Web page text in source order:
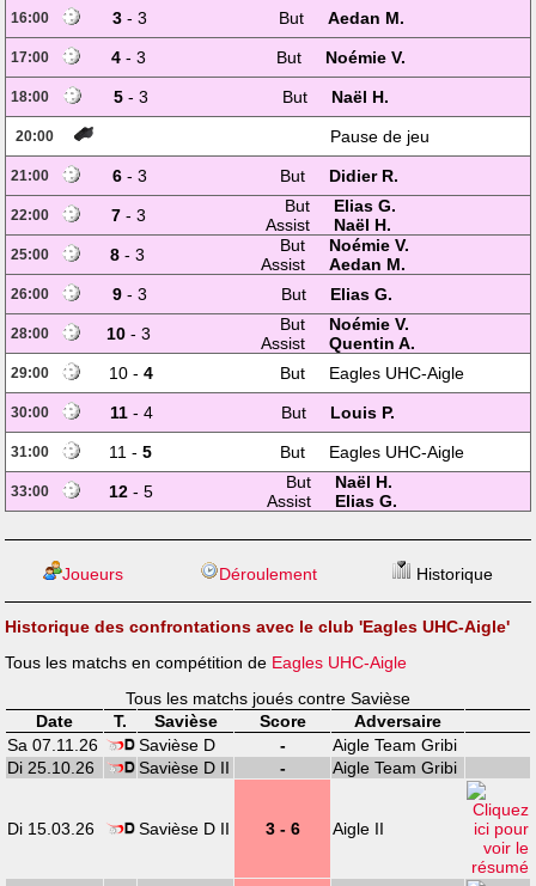
16:00 3- 3 But Aedan M.
17:00 4 - 3 But Noémie V.
18:00 5 - 3 But Naël H.
20:00 Pause de jeu
21:00 6 - 3 But Didier R.
22:00 7 - 3 But
Elias G.
Assist
Naël H.
25:00 8- 3 But
Noémie V.
Assist
Aedan M.
26:00 9 - 3 But Elias G.
28:00 10- 3 But
Noémie V.
Assist
Quentin A.
29:00 10 - 4 But Eagles UHC-Aigle
30:00 11- 4 But Louis P.
31:00 11 - 5 But Eagles UHC-Aigle
33:00 12- 5 But
Naël H.
Assist
Elias G.
Joueurs Déroulement Historique
Historique des confrontations avec le club 'Eagles UHC-Aigle'
Tous les matchs en compétition de Eagles UHC-Aigle
Tous les matchs joués contre Savièse
Date
T. Savièse Score
Adversaire
Sa 07.11.26
Savièse D -
Aigle Team Gribi
Di 25.10.26
Savièse D II - Aigle Team Gribi
Di 15.03.26 Savièse D II 3 - 6 Aigle II